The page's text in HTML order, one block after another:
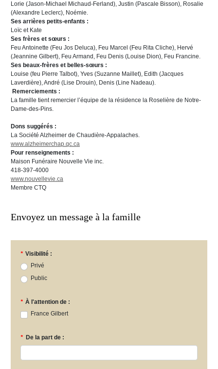
Lorie (Jason-Michael Michaud-Ferland), Justin (Pascale Bisson), Rosalie
(Alexandre Leclerc), Noémie.
Ses arrières petits-enfants :
Loïc et Kate
Ses frères et sœurs :
Feu Antoinette (Feu Jos Deluca), Feu Marcel (Feu Rita Cliche), Hervé
(Jeannine Gilbert), Feu Armand, Feu Denis (Louise Dion), Feu Francine.
Ses beaux-frères et belles-sœurs :
Louise (feu Pierre Talbot), Yves (Suzanne Maillet), Edith (Jacques
Laverdière), André (Lise Drouin), Denis (Line Nadeau).
Remerciements :
La famille tient remercier l’équipe de la résidence la Roselière de Notre-
Dame-des-Pins.
Dons suggérés :
La Société Alzheimer de Chaudière-Appalaches.
www.alzheimerchap.qc.ca
Pour renseignements :
Maison Funéraire Nouvelle Vie inc.
418-397-4000
www.nouvellevie.ca
Membre CTQ
Envoyez un message à la famille
* Visibilité :
Privé
Public
* À l'attention de :
France Gilbert
* De la part de :